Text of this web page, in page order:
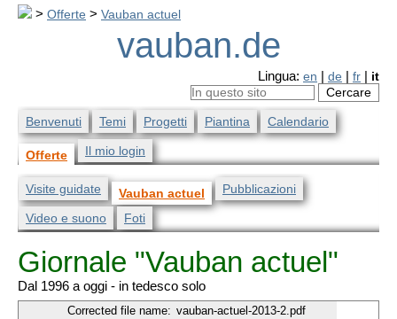
> Offerte > Vauban actuel
vauban.de
Lingua: en de fr it
Benvenuti Temi Progetti Piantina Calendario
Offerte Il mio login
Visite guidate Vauban actuel Pubblicazioni
Video e suono Foti
Giornale "Vauban actuel"
Dal 1996 a oggi - in tedesco solo
Corrected file name: vauban-actuel-2013-2.pdf